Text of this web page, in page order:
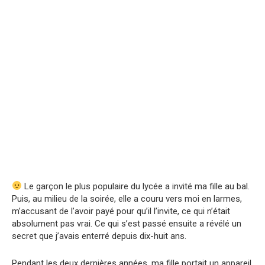
Le garçon le plus populaire du lycée a invité ma fille au bal.
Puis, au milieu de la soirée, elle a couru vers moi en larmes,
m’accusant de l’avoir payé pour qu’il l’invite, ce qui n’était
absolument pas vrai. Ce qui s’est passé ensuite a révélé un
secret que j’avais enterré depuis dix-huit ans.